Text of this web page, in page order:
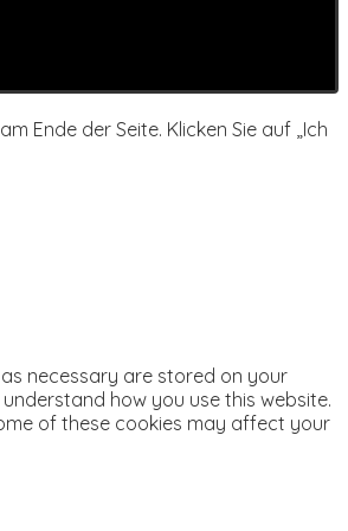
Ende der Seite. Klicken Sie auf „Ich
necessary are stored on your
how you use this website.
of these cookies may affect your